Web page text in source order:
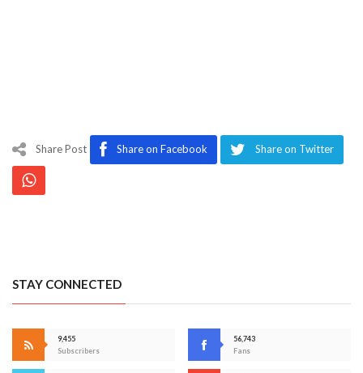
Share Post Share on Facebook Share on Twitter
STAY CONNECTED
9,455
Subscribers
56,743
Fans